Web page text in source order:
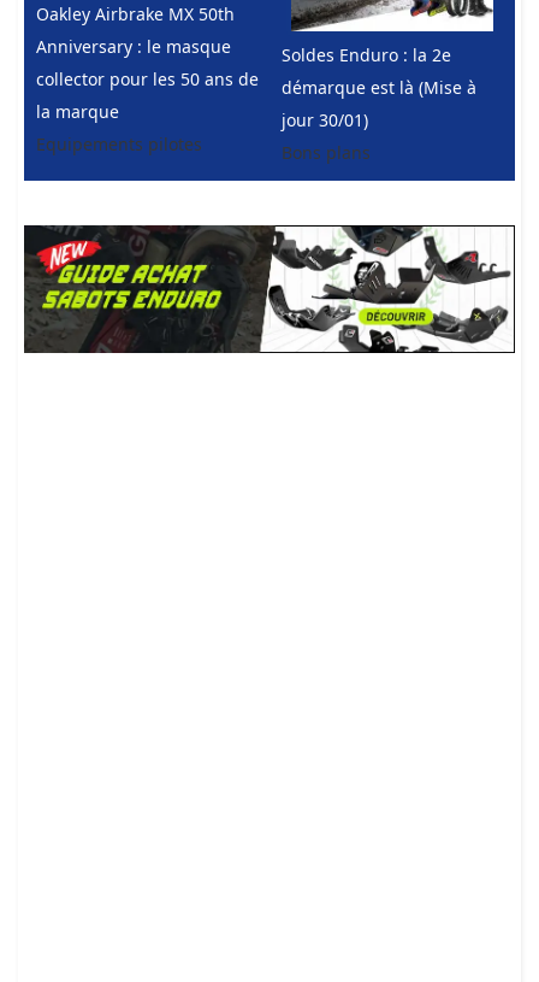
Oakley Airbrake MX 50th
Anniversary : le masque
collector pour les 50 ans de
la marque
Equipements pilotes
Soldes Enduro : la 2e
démarque est là (Mise à
jour 30/01)
Bons plans